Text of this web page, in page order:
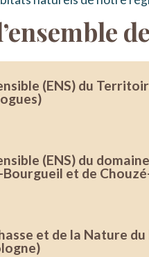
(ENS) du
(ENS) du
et de
et de la Nature